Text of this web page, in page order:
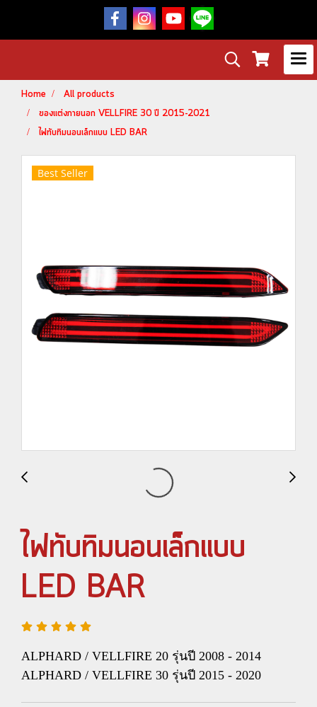
Home
All products
ของแต่งภายนอก VELLFIRE 30 ปี 2015-2021
ไฟทับทิมนอนเล็กแบบ LED BAR
Best Seller
ไฟทับทิมนอนเล็กแบบ
LED BAR
ALPHARD / VELLFIRE 20 รุ่นปี 2008 - 2014
ALPHARD / VELLFIRE 30 รุ่นปี 2015 - 2020